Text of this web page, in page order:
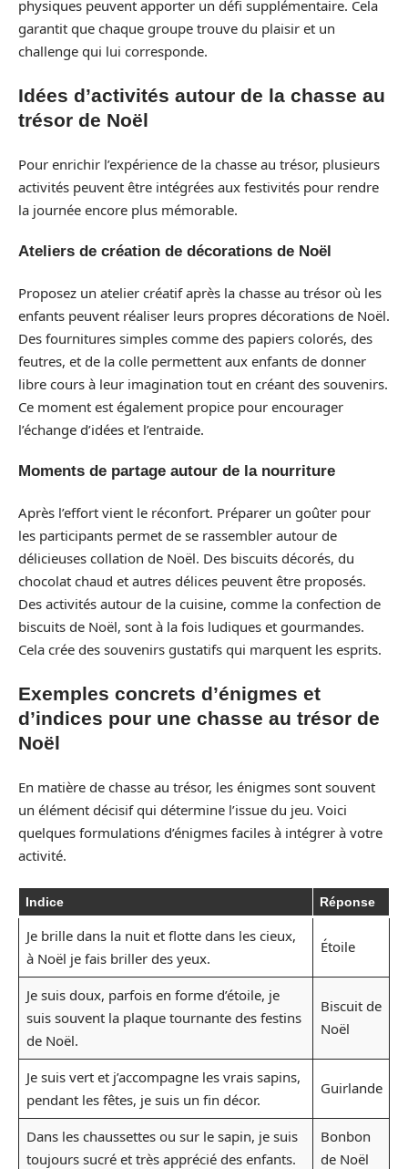
physiques peuvent apporter un défi supplémentaire. Cela
garantit que chaque groupe trouve du plaisir et un
challenge qui lui corresponde.
Idées d’activités autour de la chasse au
trésor de Noël
Pour enrichir l’expérience de la chasse au trésor, plusieurs
activités peuvent être intégrées aux festivités pour rendre
la journée encore plus mémorable.
Ateliers de création de décorations de Noël
Proposez un atelier créatif après la chasse au trésor où les
enfants peuvent réaliser leurs propres décorations de Noël.
Des fournitures simples comme des papiers colorés, des
feutres, et de la colle permettent aux enfants de donner
libre cours à leur imagination tout en créant des souvenirs.
Ce moment est également propice pour encourager
l’échange d’idées et l’entraide.
Moments de partage autour de la nourriture
Après l’effort vient le réconfort. Préparer un goûter pour
les participants permet de se rassembler autour de
délicieuses collation de Noël. Des biscuits décorés, du
chocolat chaud et autres délices peuvent être proposés.
Des activités autour de la cuisine, comme la confection de
biscuits de Noël, sont à la fois ludiques et gourmandes.
Cela crée des souvenirs gustatifs qui marquent les esprits.
Exemples concrets d’énigmes et
d’indices pour une chasse au trésor de
Noël
En matière de chasse au trésor, les énigmes sont souvent
un élément décisif qui détermine l’issue du jeu. Voici
quelques formulations d’énigmes faciles à intégrer à votre
activité.
Indice Réponse
Je brille dans la nuit et flotte dans les cieux,
à Noël je fais briller des yeux.
Étoile
Je suis doux, parfois en forme d’étoile, je
suis souvent la plaque tournante des festins
de Noël.
Biscuit de
Noël
Je suis vert et j’accompagne les vrais sapins,
pendant les fêtes, je suis un fin décor.
Guirlande
Dans les chaussettes ou sur le sapin, je suis
toujours sucré et très apprécié des enfants.
Bonbon
de Noël